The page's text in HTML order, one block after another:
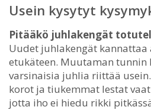
Usein kysytyt
Pitääkö juhlakengät
Uudet juhlakengät kannattaa
etukäteen. Muutaman tunnin
varsinaisia juhlia riittää
korot ja tiukemmat lestat
jotta iho ei hiedu rikki